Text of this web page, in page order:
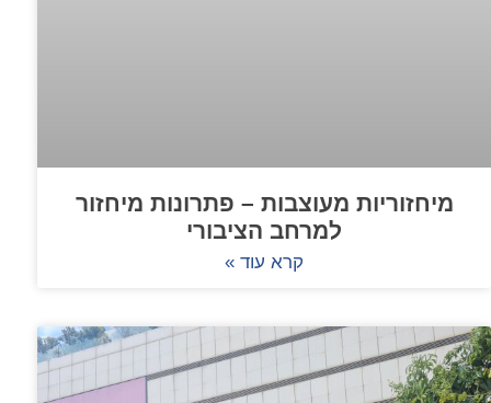
מיחזוריות מעוצבות – פתרונות מיחזור
למרחב הציבורי
קרא עוד »